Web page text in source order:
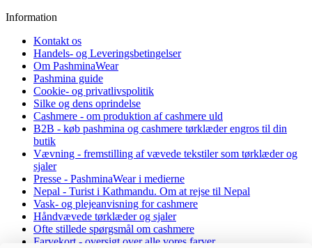
Information
Kontakt os
Handels- og Leveringsbetingelser
Om PashminaWear
Pashmina guide
Cookie- og privatlivspolitik
Silke og dens oprindelse
Cashmere - om produktion af cashmere uld
B2B - køb pashmina og cashmere tørklæder engros til din
butik
Vævning - fremstilling af vævede tekstiler som tørklæder og
sjaler
Presse - PashminaWear i medierne
Nepal - Turist i Kathmandu. Om at rejse til Nepal
Vask- og plejeanvisning for cashmere
Håndvævede tørklæder og sjaler
Ofte stillede spørgsmål om cashmere
Farvekort - oversigt over alle vores farver